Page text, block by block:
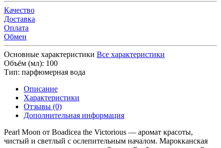
Качество
Доставка
Оплата
Обмен
Основные характеристики Все характеристики
Объём (мл): 100
Тип: парфюмерная вода
Описание
Характеристики
Отзывы (0)
Дополнительная информация
Pearl Moon от Boadicea the Victorious — аромат красоты,
чистый и светлый с ослепительным началом. Марокканская